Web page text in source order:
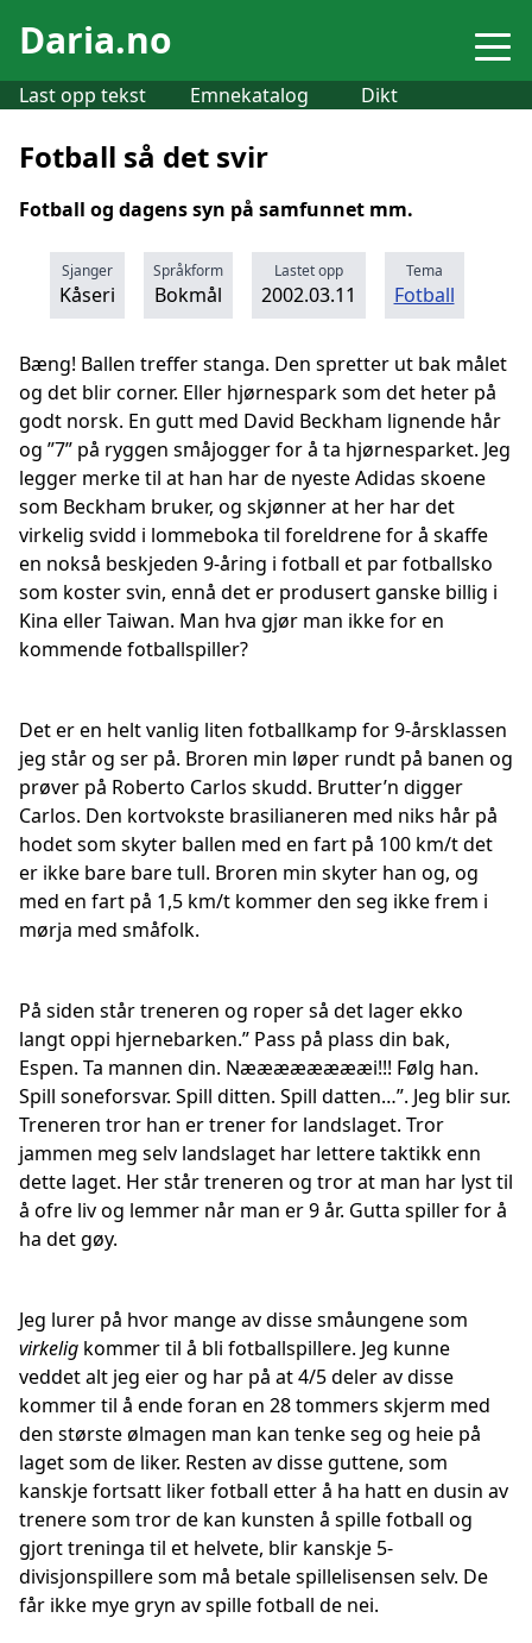
Daria.no
Last opp tekst Emnekatalog Dikt
Fotball så det svir
Fotball og dagens syn på samfunnet mm.
Sjanger
Kåseri
Språkform
Bokmål
Lastet opp
2002.03.11
Tema
Fotball
Bæng! Ballen treffer stanga. Den spretter ut bak målet
og det blir corner. Eller hjørnespark som det heter på
godt norsk. En gutt med David Beckham lignende hår
og ”7” på ryggen småjogger for å ta hjørnesparket. Jeg
legger merke til at han har de nyeste Adidas skoene
som Beckham bruker, og skjønner at her har det
virkelig svidd i lommeboka til foreldrene for å skaffe
en nokså beskjeden 9-åring i fotball et par fotballsko
som koster svin, ennå det er produsert ganske billig i
Kina eller Taiwan. Man hva gjør man ikke for en
kommende fotballspiller?
Det er en helt vanlig liten fotballkamp for 9-årsklassen
jeg står og ser på. Broren min løper rundt på banen og
prøver på Roberto Carlos skudd. Brutter’n digger
Carlos. Den kortvokste brasilianeren med niks hår på
hodet som skyter ballen med en fart på 100 km/t det
er ikke bare bare tull. Broren min skyter han og, og
med en fart på 1,5 km/t kommer den seg ikke frem i
mørja med småfolk.
På siden står treneren og roper så det lager ekko
langt oppi hjernebarken.” Pass på plass din bak,
Espen. Ta mannen din. Nææææææææi!!! Følg han.
Spill soneforsvar. Spill ditten. Spill datten…”. Jeg blir sur.
Treneren tror han er trener for landslaget. Tror
jammen meg selv landslaget har lettere taktikk enn
dette laget. Her står treneren og tror at man har lyst til
å ofre liv og lemmer når man er 9 år. Gutta spiller for å
ha det gøy.
Jeg lurer på hvor mange av disse småungene som
virkelig kommer til å bli fotballspillere. Jeg kunne
veddet alt jeg eier og har på at 4/5 deler av disse
kommer til å ende foran en 28 tommers skjerm med
den største ølmagen man kan tenke seg og heie på
laget som de liker. Resten av disse guttene, som
kanskje fortsatt liker fotball etter å ha hatt en dusin av
trenere som tror de kan kunsten å spille fotball og
gjort treninga til et helvete, blir kanskje 5-
divisjonspillere som må betale spillelisensen selv. De
får ikke mye gryn av spille fotball de nei.